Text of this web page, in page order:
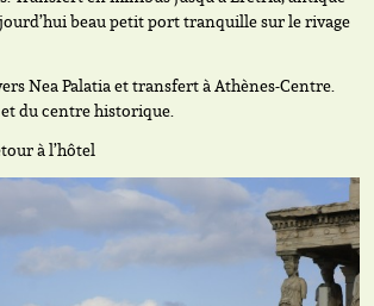
beau petit port tranquille sur le rivage
Nea Palatia et transfert à Athènes-Centre.
du centre historique.
à l’hôtel